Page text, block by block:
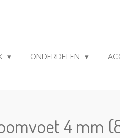
ONDERDELEN
4 mm